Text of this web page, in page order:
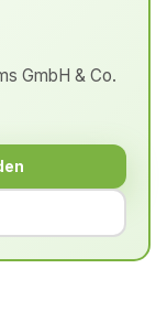
GmbH & Co.